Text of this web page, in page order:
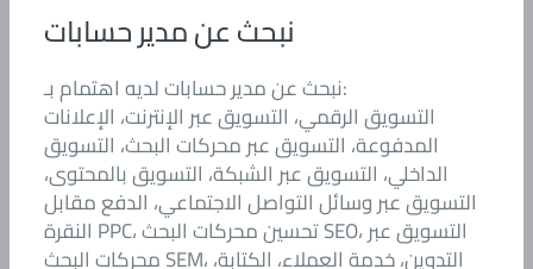
نبحث عن مدير حسابات
نبحث عن مدير حسابات لديه اهتمام بـ:
التسويق الرقمي، التسويق عبر الإنترنت، الإعلانات
المدفوعة، التسويق عبر محركات البحث، التسويق
الداخلي، التسويق عبر الشبكة، التسويق بالمحتوى،
التسويق عبر وسائل التواصل الاجتماعي، الدفع مقابل
النقرة PPC، تحسين محركات البحث SEO، التسويق عبر
محركات البحث SEM، التدوين، خدمة العملاء، الكتابة،